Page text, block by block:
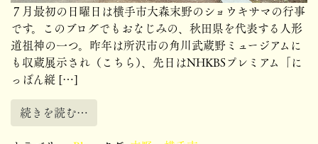
７月最初の日曜日は横手市大森末野のショウキサマの行事
です。このブログでもおなじみの、秋田県を代表する人形
道祖神の一つ。昨年は所沢市の角川武蔵野ミュージアムに
も収蔵展示され（こちら）、先日はNHKBSプレミアム「に
っぽん縦 […]
続きを読む…